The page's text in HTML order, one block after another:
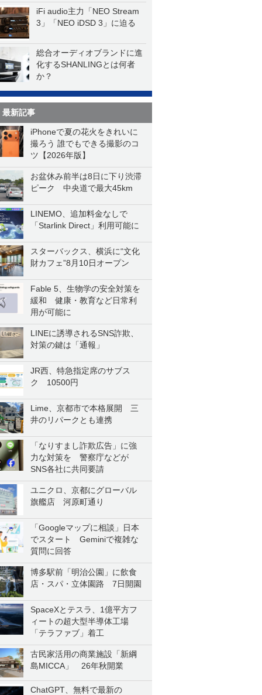
iFi audio主力「NEO Stream
3」「NEO iDSD 3」に迫る
総合オーディオブランドに進
化するSHANLINGとは何者
か？
最新記事
iPhoneで夏の花火をきれいに
撮ろう 誰でもできる撮影のコ
ツ【2026年版】
お盆休み前半は8日に下り渋滞
ピーク 中央道で最大45km
LINEMO、追加料金なしで
「Starlink Direct」利用可能に
スターバックス、横浜に“文化
財カフェ”8月10日オープン
Fable 5、生物学の安全対策を
緩和 健康・教育など日常利
用が可能に
LINEに誘導されるSNS詐欺、
対策の鍵は「通報」
JR西、特急指定席のサブス
ク 10500円
Lime、京都市で本格展開 三
井のリパークとも連携
「なりすまし詐欺広告」に強
力な対策を 警察庁などが
SNS各社に共同要請
ユニクロ、京都にグローバル
旗艦店 河原町通り
「Googleマップに相談」日本
でスタート Geminiで複雑な
質問に回答
博多駅前「明治公園」に飲食
店・スパ・立体園路 7日開園
SpaceXとテスラ、1億平方フ
ィートの超大型半導体工場
「テラファブ」着工
古民家活用の商業施設「新綱
島MICCA」 26年秋開業
ChatGPT、無料で最新の